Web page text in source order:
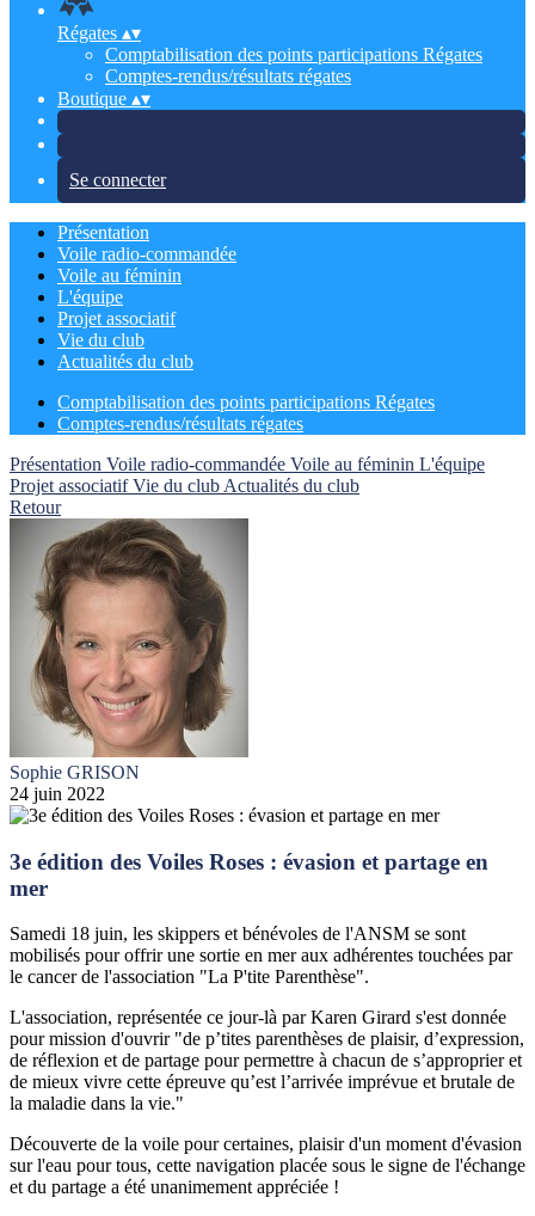
Régates ▴▾
Comptabilisation des points participations Régates
Comptes-rendus/résultats régates
Boutique ▴▾
Se connecter
Présentation
Voile radio-commandée
Voile au féminin
L'équipe
Projet associatif
Vie du club
Actualités du club
Comptabilisation des points participations Régates
Comptes-rendus/résultats régates
Présentation Voile radio-commandée Voile au féminin L'équipe
Projet associatifVie du club Actualités du club
Retour
Sophie GRISON
24 juin 2022
3e édition des Voiles Roses : évasion et partage en
mer
Samedi 18 juin, les skippers et bénévoles de l'ANSM se sont
mobilisés pour offrir une sortie en mer aux adhérentes touchées par
le cancer de l'association "La P'tite Parenthèse".
L'association, représentée ce jour-là par Karen Girard s'est donnée
pour mission d'ouvrir "de p’tites parenthèses de plaisir, d’expression,
de réflexion et de partage pour permettre à chacun de s’approprier et
de mieux vivre cette épreuve qu’est l’arrivée imprévue et brutale de
la maladie dans la vie."
Découverte de la voile pour certaines, plaisir d'un moment d'évasion
sur l'eau pour tous, cette navigation placée sous le signe de l'échange
et du partage a été unanimement appréciée !